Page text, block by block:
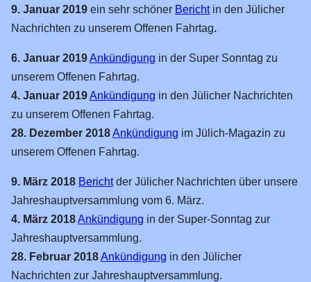
30 Jahre EAKJ
Vorbild-Fotos
Tage der offenen Tür
23.09.2023
17.11.2013
13.11.2011
20.10.2006
10.04.2005
9. Januar 2019 ein sehr schöner Berichtin den Jülicher
Nachrichten zu unserem Offenen Fahrtag.
6. Januar 2019Ankündigung in der Super Sonntag zu
unserem Offenen Fahrtag.
4. Januar 2019Ankündigung in den Jülicher Nachrichten
zu unserem Offenen Fahrtag.
28. Dezember 2018Ankündigung im Jülich-Magazin zu
unserem Offenen Fahrtag.
9. März 2018 Berichtder Jülicher Nachrichten über unsere
Jahreshauptversammlung vom 6. März.
4. März 2018Ankündigung in der Super-Sonntag zur
Jahreshauptversammlung.
28. Februar 2018Ankündigung in den Jülicher
Nachrichten zur Jahreshauptversammlung.